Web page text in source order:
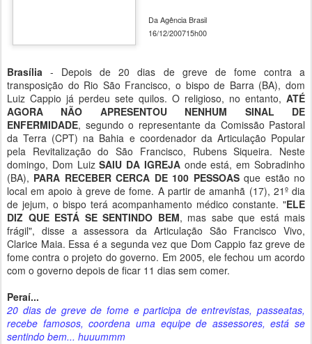
Da Agência Brasil
16/12/200715h00
Brasília - Depois de 20 dias de greve de fome contra a
transposição do Rio São Francisco, o bispo de Barra (BA), dom
Luiz Cappio já perdeu sete quilos. O religioso, no entanto, ATÉ
AGORA NÃO APRESENTOU NENHUM SINAL DE
ENFERMIDADE, segundo o representante da Comissão Pastoral
da Terra (CPT) na Bahia e coordenador da Articulação Popular
pela Revitalização do São Francisco, Rubens Siqueira. Neste
domingo, Dom LuizSAIU DA IGREJAonde está, em Sobradinho
(BA), PARA RECEBER CERCA DE 100 PESSOASque estão no
local em apoio à greve de fome. A partir de amanhã (17), 21º dia
de jejum, o bispo terá acompanhamento médico constante. "ELE
DIZ QUE ESTÁ SE SENTINDO BEM, mas sabe que está mais
frágil", disse a assessora da Articulação São Francisco Vivo,
Clarice Maia. Essa é a segunda vez que Dom Cappio faz greve de
fome contra o projeto do governo. Em 2005, ele fechou um acordo
com o governo depois de ficar 11 dias sem comer.
Peraí...
20 dias de greve de fome e participa de entrevistas, passeatas,
recebe famosos, coordena uma equipe de assessores, está se
sentindo bem... huuummm